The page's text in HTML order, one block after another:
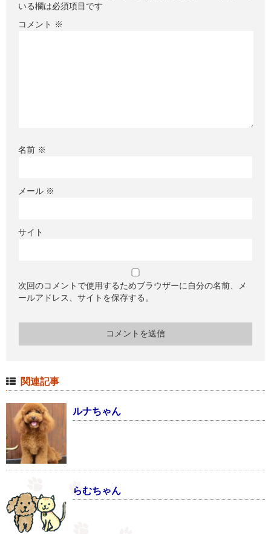
いる欄は必須項目です
コメント ※
名前 ※
メール ※
サイト
次回のコメントで使用するためブラウザーに自分の名前、メ
ールアドレス、サイトを保存する。
関連記事
ルナちゃん
らむちゃん